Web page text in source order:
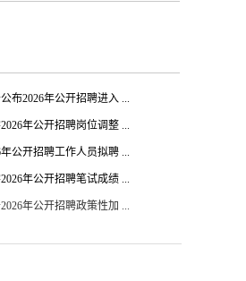
布2026年公开招聘进入 ...
年公开招聘岗位调整 ...
公开招聘工作人员拟聘 ...
年公开招聘笔试成绩 ...
年公开招聘政策性加 ...